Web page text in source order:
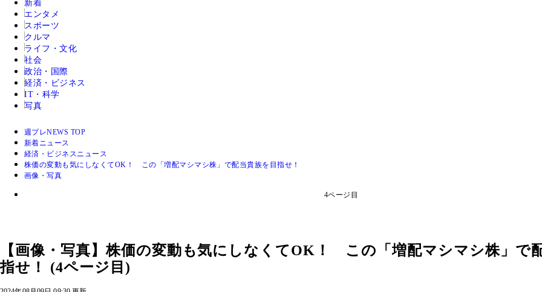
新着
エンタメ
スポーツ
クルマ
ライフ・文化
社会
政治・国際
経済・ビジネス
IT・科学
写真
週プレNEWS TOP
新着ニュース
経済・ビジネスニュース
株価の変動も気にしなくてOK！ この「増配マシマシ株」で配当貴族を目指せ！
画像・写真
4ページ目
【画像・写真】株価の変動も気にしなくてOK！ この「増配マシマシ株」で
指せ！ (4ページ目)